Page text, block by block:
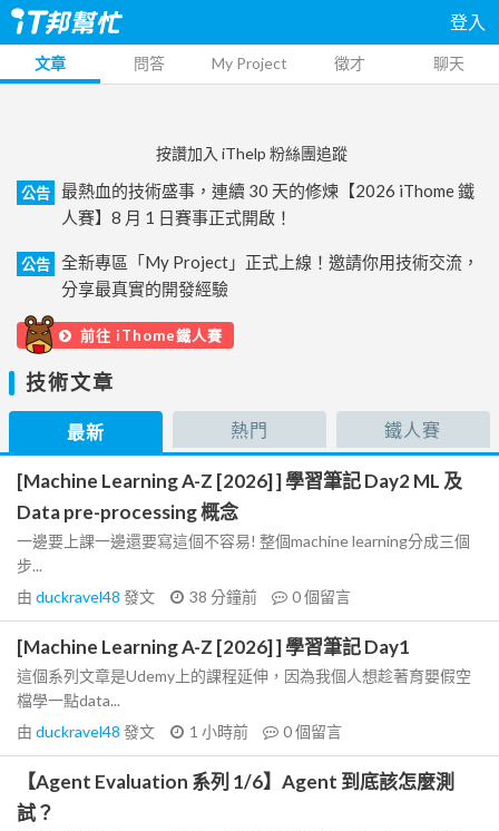
登入
文章 問答 My Project 徵才 聊天
按讚加入 iThelp 粉絲團追蹤
公告
最熱血的技術盛事，連續 30 天的修煉【2026 iThome 鐵
人賽】8 月 1 日賽事正式開啟！
公告
全新專區「My Project」正式上線！邀請你用技術交流，
分享最真實的開發經驗
前往 iThome鐵人賽
技術文章
最新 熱門 鐵人賽
[Machine Learning A-Z [2026] ] 學習筆記 Day2 ML 及
Data pre-processing 概念
一邊要上課一邊還要寫這個不容易! 整個machine learning分成三個
步...
由 duckravel48 發文 38 分鐘前 0個留言
[Machine Learning A-Z [2026] ] 學習筆記 Day1
這個系列文章是Udemy上的課程延伸，因為我個人想趁著育嬰假空
檔學一點data...
由 duckravel48 發文 1 小時前 0個留言
【Agent Evaluation 系列 1/6】Agent 到底該怎麼測
試？